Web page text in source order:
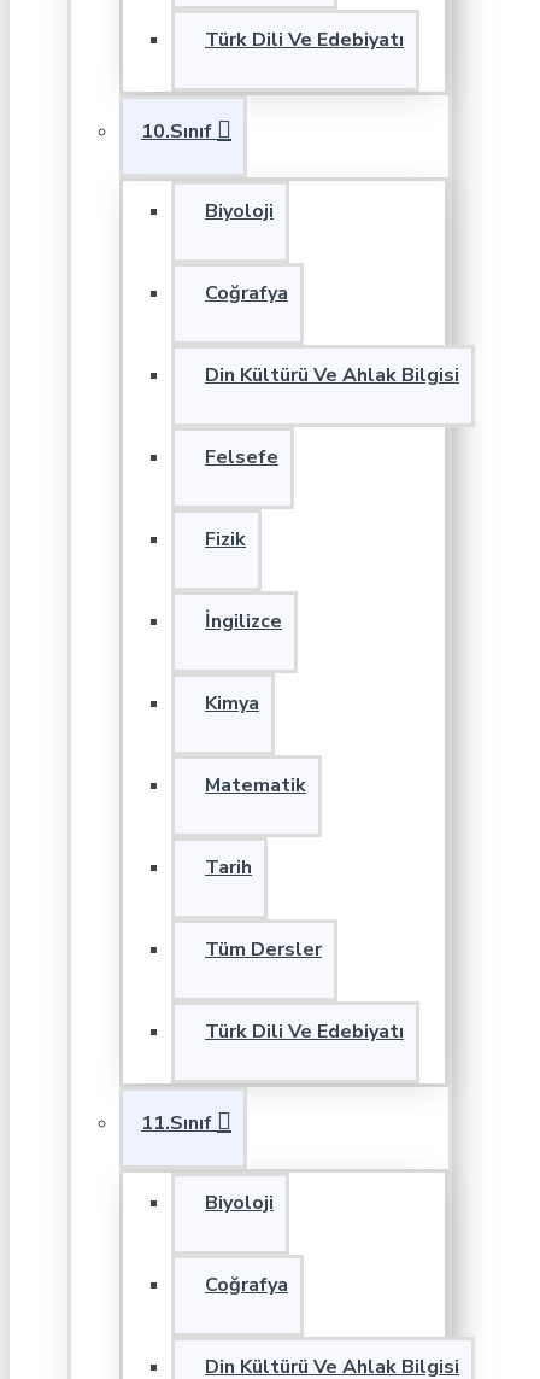
Türk Dili Ve Edebiyatı
10.Sınıf
Biyoloji
Coğrafya
Din Kültürü Ve Ahlak Bilgisi
Felsefe
Fizik
İngilizce
Kimya
Matematik
Tarih
Tüm Dersler
Türk Dili Ve Edebiyatı
11.Sınıf
Biyoloji
Coğrafya
Din Kültürü Ve Ahlak Bilgisi